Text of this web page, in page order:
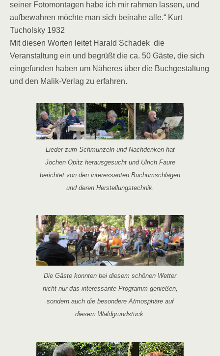
seiner Fotomontagen habe ich mir rahmen lassen, und
aufbewahren möchte man sich beinahe alle.“ Kurt
Tucholsky 1932
Mit diesen Worten leitet Harald Schadek die
Veranstaltung ein und begrüßt die ca. 50 Gäste, die sich
eingefunden haben um Näheres über die Buchgestaltung
und den Malik-Verlag zu erfahren.
Lieder zum Schmunzeln und Nachdenken hat
Jochen Opitz herausgesucht und Ulrich Faure
berichtet von den interessanten Buchumschlägen
und deren Herstellungstechnik.
Die Gäste konnten bei diesem schönen Wetter
nicht nur das interessante Programm genießen,
sondern auch die besondere Atmosphäre auf
diesem Waldgrundstück.